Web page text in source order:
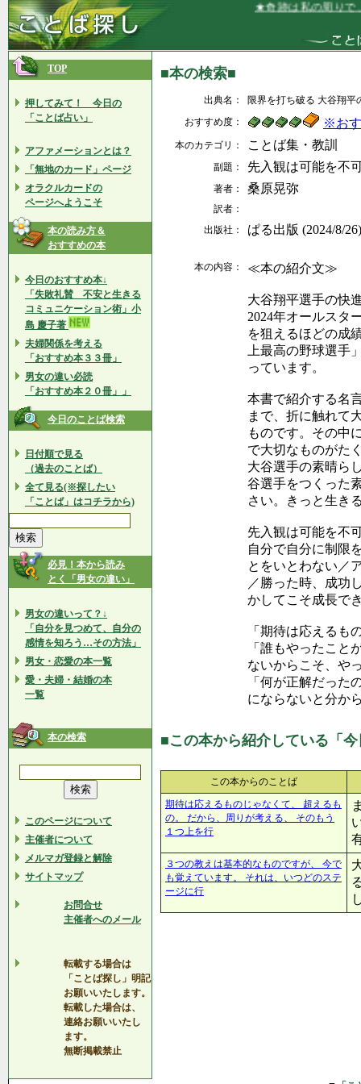
★奇跡は私の周りで、
TOP
押してみて！ 今日の
「ことば占い」
アファメーションとは？
「無地のカード」ページ
オラクルカードの
ページへようこそ
本の読み方＆
おすすめの本
今日のおすすめ本↓
「失敗礼賛 不安と生きる
コミュニケーション術」小
島 慶子著
夫婦関係を考える
「おすすめ本３３冊」
男女の違い必読
「おすすめ本２０冊」」
今日のことば検索
日付順で見る
（過去のことば）
全て見る(※探したい
「ことば」はコチラから)
必見！本から読み
とく「男女の違い」
男女の違いって？↓
「自分を見つめて、自分の
感情を知ろう…その方法」
男女・恋愛の本一覧
愛・夫婦・結婚の本
一覧
本の検索
このページについて
主催者について
メルマガ登録と解除
サイトマップ
お問合せ
主催者へのメール
転載する場合は
「ことば探し」明記
お願いいたします。
転載した場合は、
連絡お願いいたし
ます。
無断掲載禁止
■本の検索■
出典名：
限界を打ち破る 大谷翔平
おすすめ度：
※お
本のカテゴリ： ことば集・教訓
副題： 先入観は可能を不
著者： 桑原晃弥
訳者：
出版社：
ぱる出版 (2024/8/
本の内容： ≪本の紹介文≫
大谷翔平選手の快
2024年オールスタ
を狙えるほどの成
上最高の野球選手
っています。
本書で紹介する名
まで、折に触れて
ものです。その中
で大切なものがた
大谷選手の素晴ら
谷選手をつくった
さい。きっと生き
先入観は可能を不
自分で自分に制限
とをいとわない／
／勝った時、成功
かしてこそ成長で
「期待は応えるも
「誰もやったこと
ないからこそ、や
「何が正解だった
にならないと分か
■この本から紹介している「
この本からのことば
期待は応えるものじゃなくて、 超えるも
の。 だから、周りが考える、 そのもう
１つ上を行
３つの教えは基本的なものですが、 今で
も覚えています。 それは、いつどのステ
ージに行